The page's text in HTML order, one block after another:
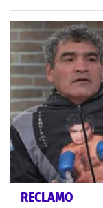
RECLAMO